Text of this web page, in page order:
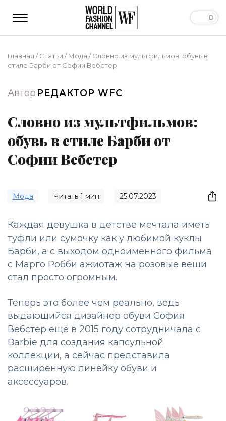
Главная /Статьи /Мода /Словно из мультфильмов: обувь в
стиле Барби от Софии Вебстер
Автор РЕДАКТОР WFC
Словно из мультфильмов:
обувь в стиле Барби от
Софии Вебстер
Мода Читать 1 мин 25.07.2023
Каждая девушка в детстве мечтала иметь
туфли или сумочку как у любимой куклы
Барби, а с выходом одноименного фильма
с Марго Робби ажиотаж на розовые вещи
стал просто огромным.
Теперь это более чем реально, ведь
выдающийся дизайнер обуви София
Вебстер ещё в 2015 году сотрудничала с
Barbie для создания капсульной
коллекции, а сейчас представила
расширенную линейку обуви и
аксессуаров.